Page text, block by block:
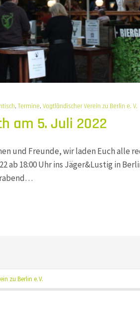
, Termine, Vogtländischer Verein zu Berlin e. V.
am 5. Juli 2022
und Freunde, wir laden Euch alle
ab 18:00 Uhr ins Jäger&Lustig in
zu Berlin e. V.